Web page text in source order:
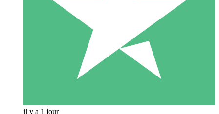
il y a 1 jour